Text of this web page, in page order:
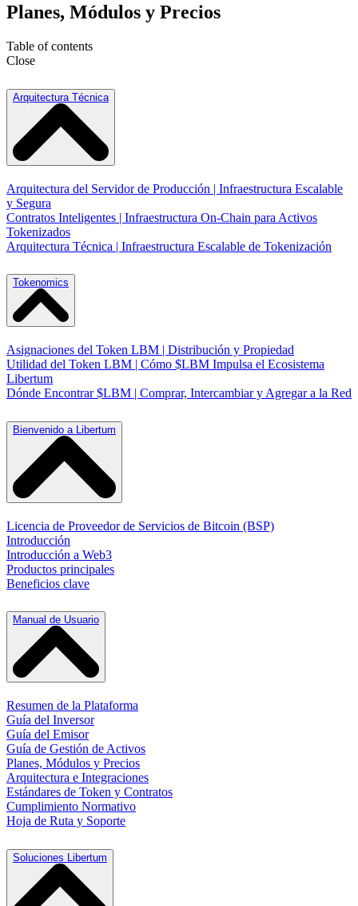
Planes, Módulos y Precios
Table of contents
Close
Arquitectura Técnica
Arquitectura del Servidor de Producción | Infraestructura Escalable
y Segura
Contratos Inteligentes | Infraestructura On-Chain para Activos
Tokenizados
Arquitectura Técnica | Infraestructura Escalable de Tokenización
Tokenomics
Asignaciones del Token LBM | Distribución y Propiedad
Utilidad del Token LBM | Cómo $LBM Impulsa el Ecosistema
Libertum
Dónde Encontrar $LBM | Comprar, Intercambiar y Agregar a la Red
Bienvenido a Libertum
Licencia de Proveedor de Servicios de Bitcoin (BSP)
Introducción
Introducción a Web3
Productos principales
Beneficios clave
Manual de Usuario
Resumen de la Plataforma
Guía del Inversor
Guía del Emisor
Guía de Gestión de Activos
Planes, Módulos y Precios
Arquitectura e Integraciones
Estándares de Token y Contratos
Cumplimiento Normativo
Hoja de Ruta y Soporte
Soluciones Libertum